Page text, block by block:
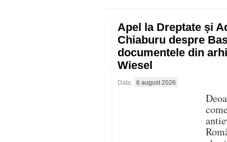
Apel la Dreptate și
Chiaburu despre
documentele din
Wiesel
Data: 6 august 2026